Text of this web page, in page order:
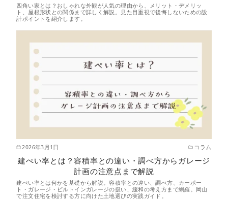
四角い家とは？おしゃれな外観が人気の理由から、メリット・デメリッ
ト、屋根形状との関係まで詳しく解説。見た目重視で後悔しないための設
計ポイントを紹介します。
2026年3月1日 コラム
建ぺい率とは？容積率との違い・調べ方からガレージ
計画の注意点まで解説
建ぺい率とは何かを基礎から解説。容積率との違い、調べ方、カーポー
ト・ガレージ・ビルトインガレージの扱い、緩和の考え方まで網羅。岡山
で注文住宅を検討する方に向けた土地選びの実践ガイド。